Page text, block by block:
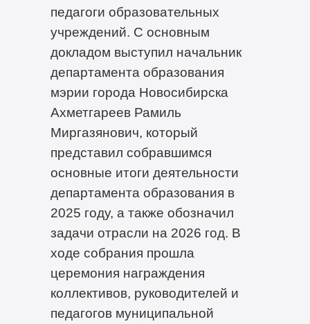
педагоги образовательных
учреждений. С основным
докладом выступил начальник
департамента образования
мэрии города Новосибирска
Ахметгареев Рамиль
Миргазянович, который
представил собравшимся
основные итоги деятельности
департамента образования в
2025 году, а также обозначил
задачи отрасли на 2026 год. В
ходе собрания прошла
церемония награждения
коллективов, руководителей и
педагогов муниципальной